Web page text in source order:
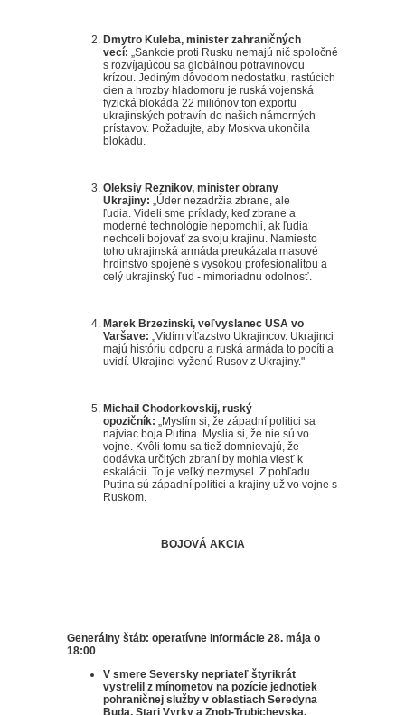
Dmytro Kuleba, minister zahraničných
vecí: „Sankcie proti Rusku nemajú nič spoločné
s rozvíjajúcou sa globálnou potravinovou
krízou. Jediným dôvodom nedostatku, rastúcich
cien a hrozby hladomoru je ruská vojenská
fyzická blokáda 22 miliónov ton exportu
ukrajinských potravín do našich námorných
prístavov. Požadujte, aby Moskva ukončila
blokádu.
Oleksiy Reznikov, minister obrany
Ukrajiny: „Úder nezadržia zbrane, ale
ľudia. Videli sme príklady, keď zbrane a
moderné technológie nepomohli, ak ľudia
nechceli bojovať za svoju krajinu. Namiesto
toho ukrajinská armáda preukázala masové
hrdinstvo spojené s vysokou profesionalitou a
celý ukrajinský ľud - mimoriadnu odolnosť.
Marek Brzezinski, veľvyslanec USA vo
Varšave: „Vidím víťazstvo Ukrajincov. Ukrajinci
majú históriu odporu a ruská armáda to pocíti a
uvidí. Ukrajinci vyženú Rusov z Ukrajiny."
Michail Chodorkovskij, ruský
opozičník: „Myslím si, že západní politici sa
najviac boja Putina. Myslia si, že nie sú vo
vojne. Kvôli tomu sa tiež domnievajú, že
dodávka určitých zbraní by mohla viesť k
eskalácii. To je veľký nezmysel. Z pohľadu
Putina sú západní politici a krajiny už vo vojne s
Ruskom.
BOJOVÁ AKCIA
Generálny štáb: operatívne informácie 28. mája o
18:00
V smere Seversky nepriateľ štyrikrát
vystrelil z mínometov na pozície jednotiek
pohraničnej služby v oblastiach Seredyna
Buda, Stari Vyrky a Znob-Trubichevska.